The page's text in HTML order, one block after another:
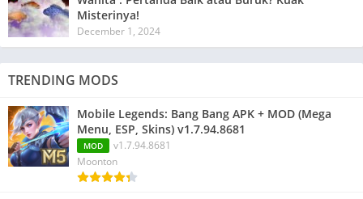
Misterinya!
December 1, 2024
TRENDING MODS
Mobile Legends: Bang Bang APK + MOD (Mega
Menu, ESP, Skins) v1.7.94.8681
MOD
v1.7.94.8681
Moonton